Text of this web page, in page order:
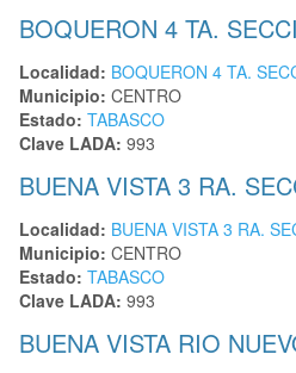
BOQUERON 4 TA.
Localidad: BOQUERON 4 TA.
Municipio: CENTRO
Estado: TABASCO
Clave LADA: 993
BUENA VISTA 3 RA.
Localidad: BUENA VISTA 3 RA.
Municipio: CENTRO
Estado: TABASCO
Clave LADA: 993
BUENA VISTA RIO